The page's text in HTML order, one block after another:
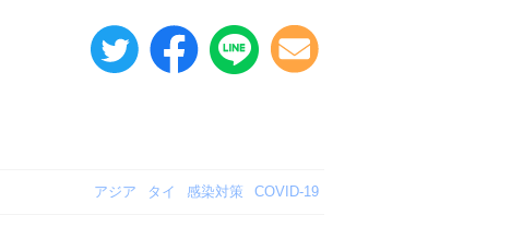
アジア タイ 感染対策 COVID-19